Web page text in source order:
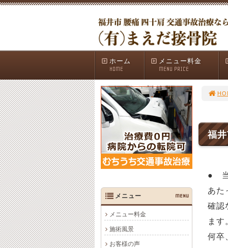
ホーム
HOME
メニュー料金
MENU PRICE
福
● 当
あた
確認
ます
何卒
メニュー MENU
メニュー料金
施術風景
お客様の声